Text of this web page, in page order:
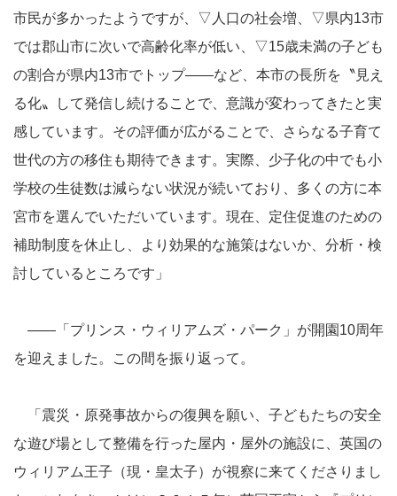
市民が多かったようですが、▽人口の社会増、▽県内13市
では郡山市に次いで高齢化率が低い、▽15歳未満の子ども
の割合が県内13市でトップ――など、本市の長所を〝見え
る化〟して発信し続けることで、意識が変わってきたと実
感しています。その評価が広がることで、さらなる子育て
世代の方の移住も期待できます。実際、少子化の中でも小
学校の生徒数は減らない状況が続いており、多くの方に本
宮市を選んでいただいています。現在、定住促進のための
補助制度を休止し、より効果的な施策はないか、分析・検
討しているところです」
――「プリンス・ウィリアムズ・パーク」が開園10周年
を迎えました。この間を振り返って。
「震災・原発事故からの復興を願い、子どもたちの安全
な遊び場として整備を行った屋内・屋外の施設に、英国の
ウィリアム王子（現・皇太子）が視察に来てくださりまし